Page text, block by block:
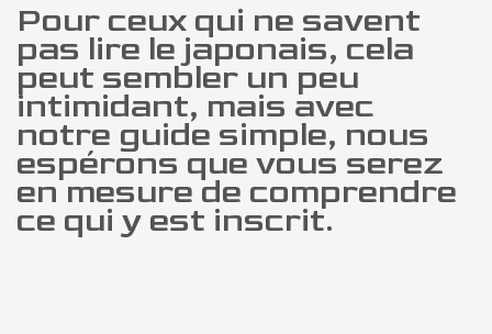
Pour ceux qui ne savent
pas lire le japonais, cela
peut sembler un peu
intimidant, mais avec
notre guide simple, nous
espérons que vous serez
en mesure de comprendre
ce qui y est inscrit.